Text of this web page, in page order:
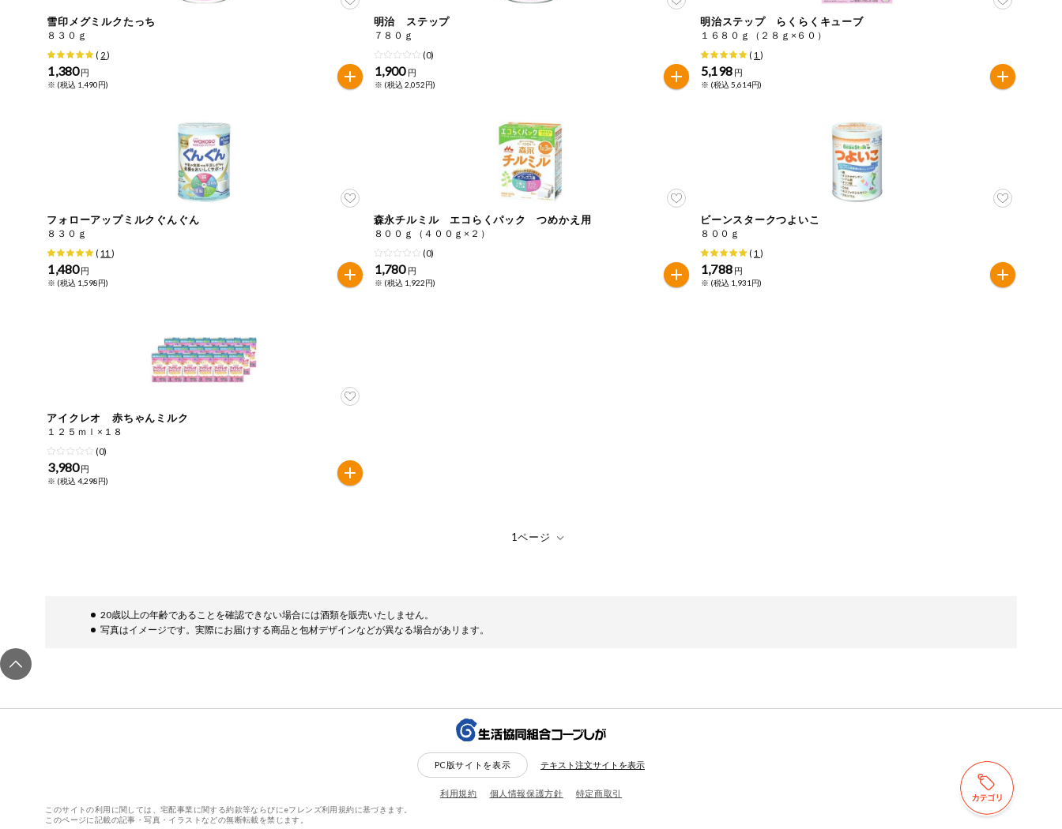
先着限定企画
スマート・ワ
今週の新登場
よりどりでお
トク
かんたん調理
オーガニック
ベビー・キッ
サプリメン
エシカル
雪印メグミルクたっち
８３０ｇ
( 2)
1,380 円
※ (税込 1,490円)
明治 ステップ
７８０ｇ
(0)
1,900 円
※ (税込 2,052円)
明治ステップ らくらくキューブ
１６８０ｇ（２８ｇ×６０）
( 1 )
5,198 円
※ (税込 5,614円)
フォローアップミルクぐんぐん
８３０ｇ
( 11 )
1,480 円
※ (税込 1,598円)
森永チルミル エコらくパック つめかえ用
８００ｇ（４００ｇ×２）
(0)
1,780 円
※ (税込 1,922円)
ビーンスタークつよいこ
８００ｇ
( 1 )
1,788 円
※ (税込 1,931円)
アイクレオ 赤ちゃんミルク
１２５ｍｌ×１８
(0)
3,980 円
※ (税込 4,298円)
20歳以上の年齢であることを確認できない場合には酒類を販売いたしません。
写真はイメージです。実際にお届けする商品と包材デザインなどが異なる場合があリます。
PC版サイトを表示 テキスト注文サイトを表示
利用規約 個人情報保護方針 特定商取引
このサイトの利用に関しては、宅配事業に関する約款等ならびにeフレンズ利用規約に基づきます。
このページに記載の記事・写真・イラストなどの無断転載を禁じます。